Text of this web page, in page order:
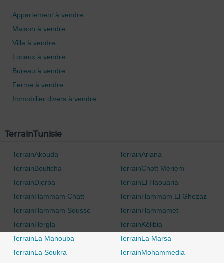
Appartement à vendre
Maison à vendre
Villa à vendre
Locaux à vendre
Bureau à vendre
Ferme à vendre
Immobilier divers à vendre
TerrainTunisie
TerrainAkouda
TerrainAriana
TerrainBouficha
TerrainChott Meriem
TerrainDjerba
TerrainEl Haouaria
TerrainHammam Chatt
TerrainHammam El Ghezaz
TerrainHammam Sousse
TerrainHammamet
TerrainHergla
TerrainKélibia
TerrainLa Manouba
TerrainLa Marsa
TerrainLa Soukra
TerrainMohammedia